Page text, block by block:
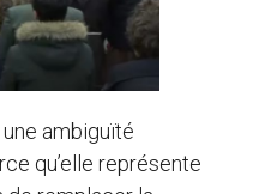
ambiguïté
qu’elle représente